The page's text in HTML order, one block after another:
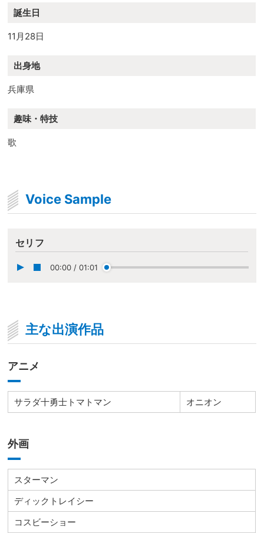
誕生日
11月28日
出身地
兵庫県
趣味・特技
歌
Voice Sample
セリフ
00:00 / 01:01
主な出演作品
アニメ
サラダ十勇士トマトマン オニオン
外画
スターマン
ディックトレイシー
コスビーショー